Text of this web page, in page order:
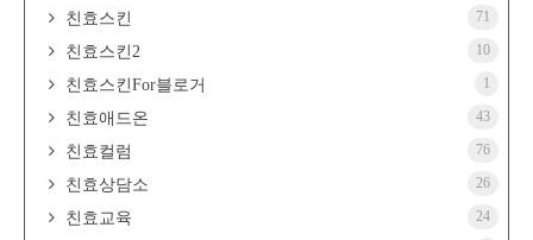
친효스킨 71
친효스킨2 10
친효스킨For블로거 1
친효애드온 43
친효컬럼 76
친효상담소 26
친효교육 24